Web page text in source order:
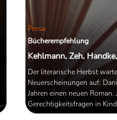
Prosa
Bücherempfehlung
Kehlmann, Zeh,
Der literarische Herbst
Neuerscheinungen auf:
Jahren einen neuen
Gerechtigkeitsfragen in
Literaturnobelpreisträgerin